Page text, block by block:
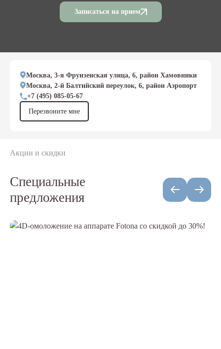
Записаться на прием
Москва, 3-я Фрунзенская улица, 6, район Хамовники
Москва, 2-й Балтийский переулок, 6, район Аэропорт
+7 (495) 085-05-67
Перезвоните мне
Акции и скидки
Специальные
предложения